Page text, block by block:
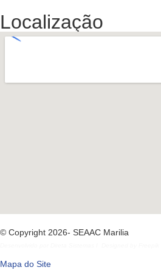
Localização
© Copyright 2026- SEAAC Marilia
Mapa do Site